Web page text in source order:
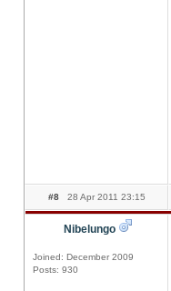
#8 28 Apr 2011 23:15
Nibelungo
Joined: December 2009
Posts: 930